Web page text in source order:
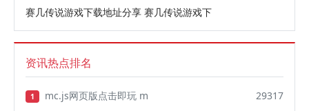
赛几传说游戏下载地址分享 赛几传说游戏下
资讯热点排名
1 mc.js网页版点击即玩 m 29317